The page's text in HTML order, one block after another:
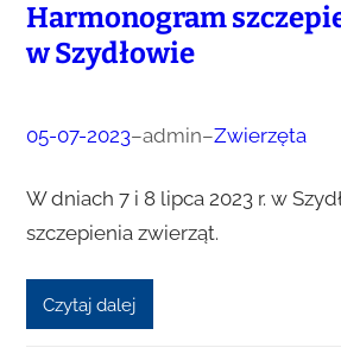
Harmonogram
w Szydłowie
05-07-2023–admin–Zwierzęta
W dniach 7 i 8 lipca 2023 r. w
szczepienia zwierząt.
Czytaj dalej